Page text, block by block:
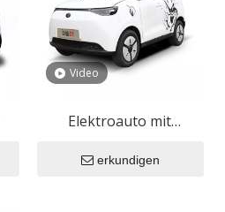
Video
Elektroauto mit
Geschwindigkeit JT01
erkundigen